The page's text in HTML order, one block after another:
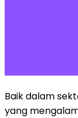
Baik dalam
yang